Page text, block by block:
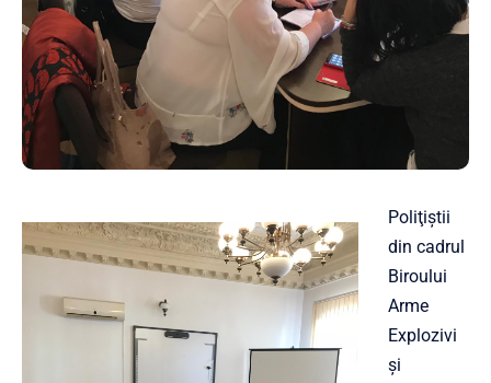
Poliţiştii
din cadrul
Biroului
Arme
Explozivi
şi